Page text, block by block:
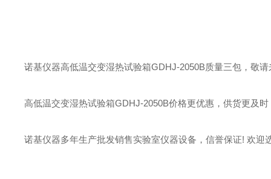
诺基仪器高低温交变湿热试验箱GDHJ-2050B质量三包，敬
高低温交变湿热试验箱GDHJ-2050B价格更优惠，供货更及
诺基仪器多年生产批发销售实验室仪器设备，信誉保证! 欢迎